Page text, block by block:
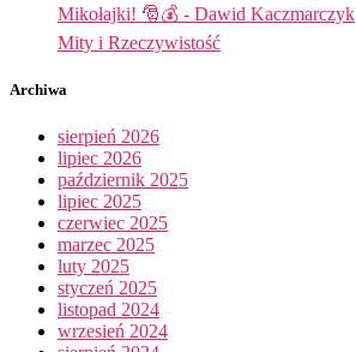
Mikołajki! 🎅💰 - Dawid Kaczmarczyk
Mity i Rzeczywistość
Archiwa
sierpień 2026
lipiec 2026
październik 2025
lipiec 2025
czerwiec 2025
marzec 2025
luty 2025
styczeń 2025
listopad 2024
wrzesień 2024